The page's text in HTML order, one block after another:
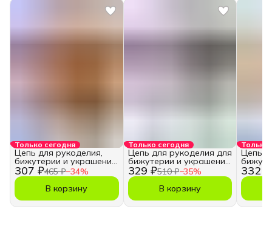
Только сегодня
307 ₽465 ₽−34%
Цепь для рукоделия,
бижутерии и украшений
3,5х5 мм.
В корзину
Только сегодня
329 ₽510 ₽−35%
Цепь для рукоделия для
бижутерии и украшений
5,5х7,5 мм.
В корзину
Только
332 ₽
Цепь
5,5х7,5